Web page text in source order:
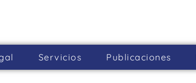
Servicios Publicaciones